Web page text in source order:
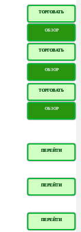
ТОРГОВАТЬ
ОБЗОР
ТОРГОВАТЬ
ОБЗОР
ТОРГОВАТЬ
ОБЗОР
ПЕРЕЙТИ
ПЕРЕЙТИ
ПЕРЕЙТИ